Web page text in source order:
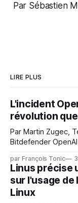
Par Sébastien
LIRE PLUS
L'incident
révolution
Par Martin Zugec,
Bitdefender OpenAI a révélé que ses propres modèles d'IA,
s'étaient échappés
et avaient mené
Face. La réaction
par François Tonic
Linus précise
sur l'usage de
Linux